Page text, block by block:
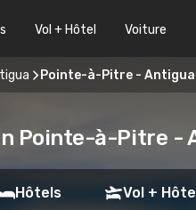
Vol + Hôtel Voiture
Pointe-à-Pitre - Antigua
Pointe-à-Pitre -
Hôtels Vol +